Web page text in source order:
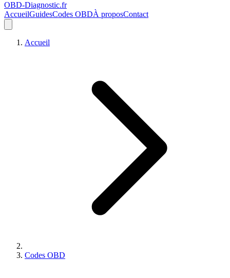
OBD-Diagnostic.fr
AccueilGuidesCodes OBDÀ proposContact
Accueil
Codes OBD